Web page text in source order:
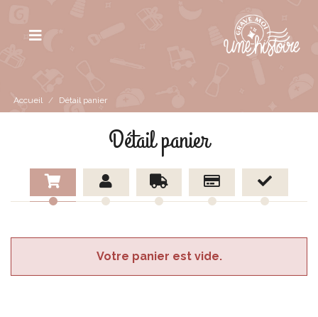
Accueil / Détail panier
Détail panier
Votre panier est vide.